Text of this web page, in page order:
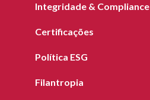
Integridade & Compliance
Certificações
Política ESG
Filantropia